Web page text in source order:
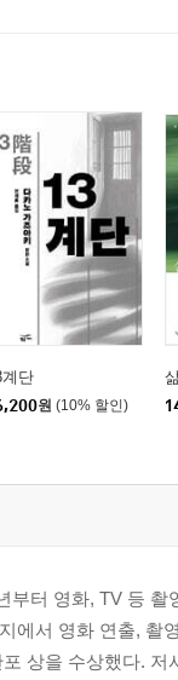
계단
원 (10% 할인)
부터 영화, TV 등
에서 영화 연출, 촬
상을 수상했다.